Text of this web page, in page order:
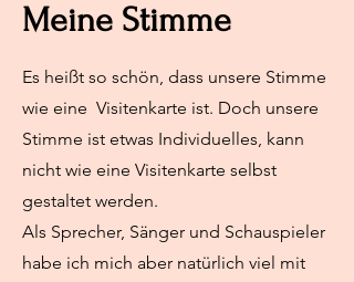
Meine Stimme
Es heißt so schön, dass unsere Stimme
wie eine Visitenkarte ist. Doch unsere
Stimme ist etwas Individuelles, kann
nicht wie eine Visitenkarte selbst
gestaltet werden.
Als Sprecher, Sänger und Schauspieler
habe ich mich aber natürlich viel mit